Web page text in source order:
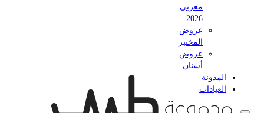
مغربي
عروض
المختبر
عروض
أسنان
المدونة
العيادات